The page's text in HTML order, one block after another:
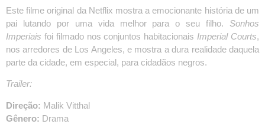
Este filme original da Netflix mostra a emocionante história de um
pai lutando por uma vida melhor para o seu filho. Sonhos
Imperiais foi filmado nos conjuntos habitacionais Imperial Courts,
nos arredores de Los Angeles, e mostra a dura realidade daquela
parte da cidade, em especial, para cidadãos negros.
Trailer:
Direção: Malik Vitthal
Gênero: Drama